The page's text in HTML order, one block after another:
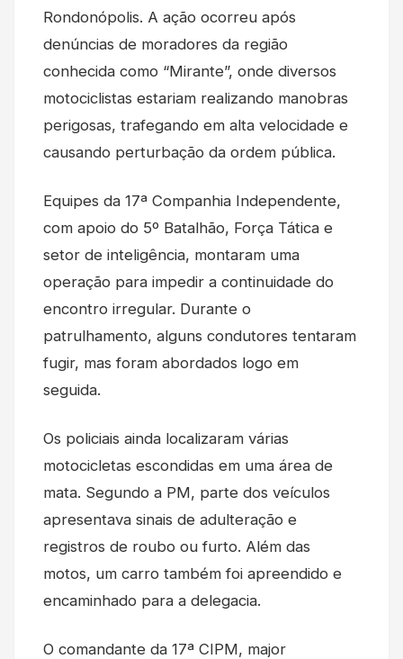
Rondonópolis. A ação ocorreu após
denúncias de moradores da região
conhecida como “Mirante”, onde diversos
motociclistas estariam realizando manobras
perigosas, trafegando em alta velocidade e
causando perturbação da ordem pública.
Equipes da 17ª Companhia Independente,
com apoio do 5º Batalhão, Força Tática e
setor de inteligência, montaram uma
operação para impedir a continuidade do
encontro irregular. Durante o
patrulhamento, alguns condutores tentaram
fugir, mas foram abordados logo em
seguida.
Os policiais ainda localizaram várias
motocicletas escondidas em uma área de
mata. Segundo a PM, parte dos veículos
apresentava sinais de adulteração e
registros de roubo ou furto. Além das
motos, um carro também foi apreendido e
encaminhado para a delegacia.
O comandante da 17ª CIPM, major